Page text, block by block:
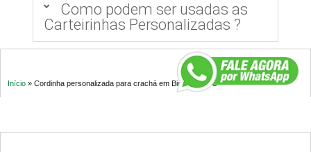
Como podem ser usadas as
Carteirinhas Personalizadas ?
Início » Cordinha personalizada para crachá em Biguaçu – SC